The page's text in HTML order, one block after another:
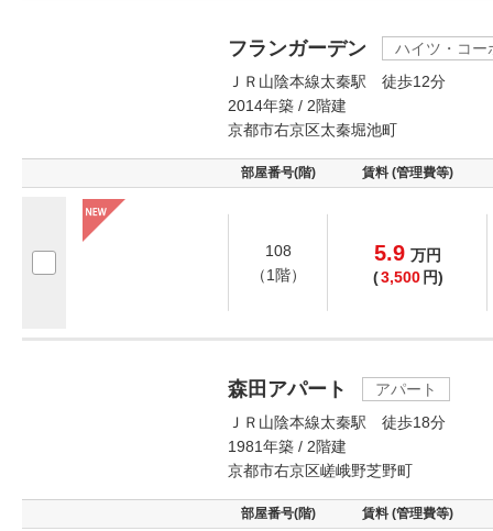
フランガーデン
ハイツ・コー
ＪＲ山陰本線太秦駅 徒歩12分
2014年築 / 2階建
京都市右京区太秦堀池町
部屋番号(階) 賃料 (管理費等)
108
（1階）
5.9 万円
(3,500 円)
森田アパート
アパート
ＪＲ山陰本線太秦駅 徒歩18分
1981年築 / 2階建
京都市右京区嵯峨野芝野町
部屋番号(階) 賃料 (管理費等)